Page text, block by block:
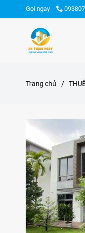
Gọi ngay
Trang chủ /